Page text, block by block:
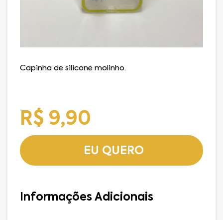
Capinha de silicone molinho.
R$ 9,90
EU QUERO
Informações Adicionais